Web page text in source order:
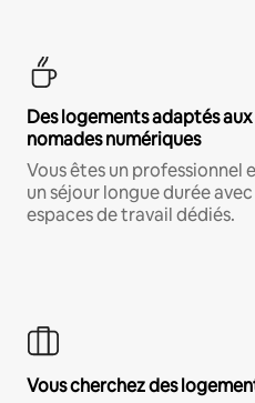
Des logements adaptés
nomades numériques
Vous êtes un professionnel
un séjour longue durée
espaces de travail dédiés.
Vous cherchez des